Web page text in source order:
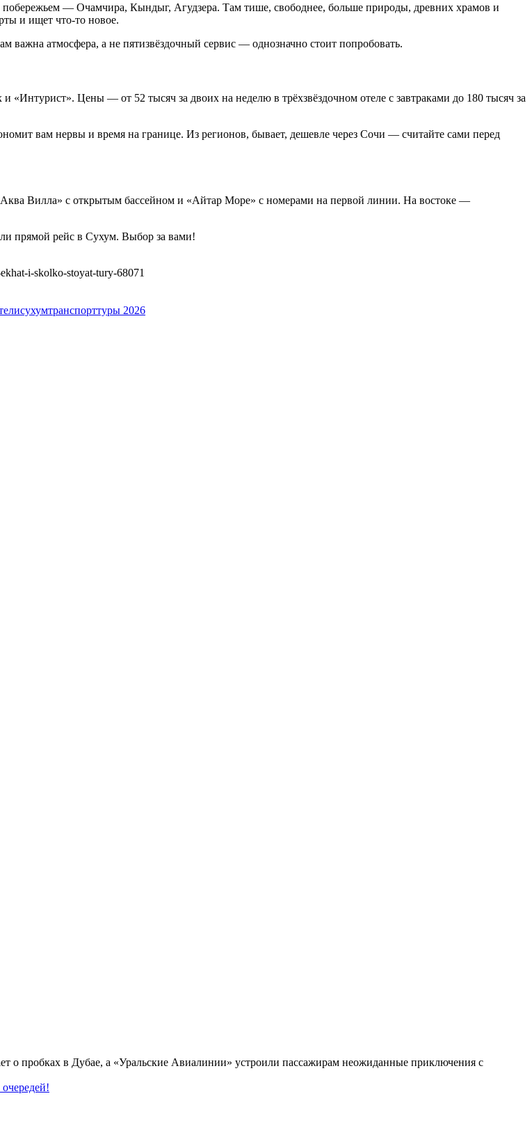
побережьем — Очамчира, Кындыг, Агудзера. Там тише, свободнее, больше природы, древних храмов и
и ищет что-то новое.
атмосфера, а не пятизвёздочный сервис — однозначно стоит попробовать.
Цены — от 52 тысяч за двоих на неделю в трёхзвёздочном отеле с завтраками до 180 тысяч за
вам нервы и время на границе. Из регионов, бывает, дешевле через Сочи — считайте сами перед
Вилла» с открытым бассейном и «Айтар Море» с номерами на первой линии. На востоке —
прямой рейс в Сухум. Выбор за вами!
i-skolko-stoyat-tury-68071
сухумтранспорттуры 2026
о пробках в Дубае, а «Уральские Авиалинии» устроили пассажирам неожиданные приключения с